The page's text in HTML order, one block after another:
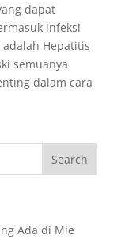
dapat
infeksi
Hepatitis
semuanya
dalam cara
Ada di Mie